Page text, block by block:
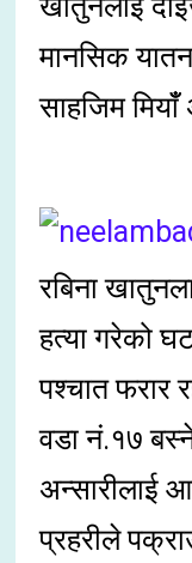
मानसिक
साहजिम मियाँँ
रबिना
हत्या गरेको
पश्चात फरार
वडा नं.१७
अन्सारीलाई
प्रहरीले